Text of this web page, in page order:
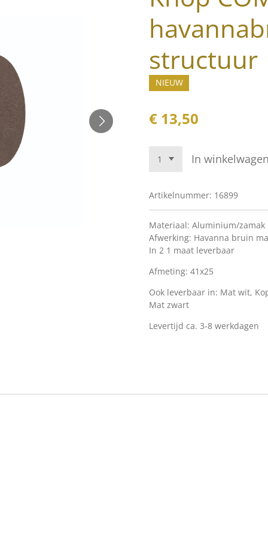
structuur
NIEUW
€ 13,50
In
Artikelnummer: 16899
Materiaal: Aluminium/zamak
Afwerking: Havanna bruin
In 2 1 maat leverbaar
Afmeting: 41x25
Ook leverbaar in: Mat wit,
Mat zwart
Levertijd ca. 3-8 werkdagen